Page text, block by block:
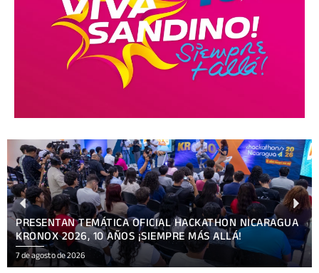
PRESENTAN TEMÁTICA OFICIAL HACKATHON NICARAGUA
KRONOX 2026, 10 AÑOS ¡SIEMPRE MÁS ALLÁ!
7 de agosto de 2026